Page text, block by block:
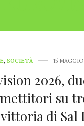
, SOCIETÀ 15
2026,
su
di Sal